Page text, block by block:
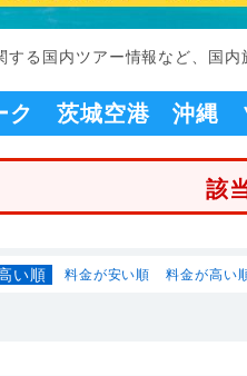
る国内ツアー情報など、国内
ク 茨城空港 沖縄
該
い順 料金が安い順 料金が高い